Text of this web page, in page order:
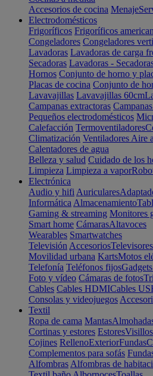
Accesorios de cocina Menaje
Electrodomésticos
Frigoríficos Frigoríficos
Congeladores Congeladores
Lavadoras Lavadoras de carga
Secadoras Lavadoras -
Hornos Conjunto de horno y
Placas de cocina Conjunto de
Lavavajillas Lavavajillas 60cm
Campanas extractoras
Pequeños electrodomésticos
Calefacción Termoventiladores
Climatización Ventiladores Aire
Calentadores de agua
Belleza y salud Cuidado de los
Limpieza Limpieza a vapor
Electrónica
Audio y hifi Auriculares
Informática Almacenamiento
Gaming & streaming Monitores
Smart home CámarasAltavoces
Wearables Smartwatches
Televisión AccesoriosTelevisores
Movilidad urbana KartsMotos
Telefonía Teléfonos fijos
Foto y vídeo Cámaras de fotos
Cables Cables HDMICables
Consolas y videojuegos
Textil
Ropa de cama Mantas
Cortinas y estores EstoresVisillos
Cojines RellenoExteriorFundas
Complementos para sofás
Alfombras Alfombras de